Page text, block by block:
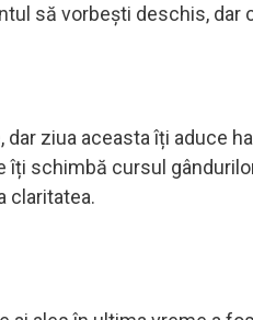
să vorbești deschis, dar
dar ziua aceasta îți aduce
îți schimbă cursul
claritatea.